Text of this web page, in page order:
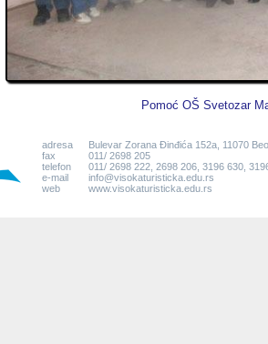
Pomoć OŠ Svetozar
adresa
Bulevar Zorana Đinđića 152a, 11070
fax
011/ 2698 205
telefon
011/ 2698 222, 2698 206, 3196 630,
e-mail
info@visokaturisticka.edu.rs
web
www.visokaturisticka.edu.rs